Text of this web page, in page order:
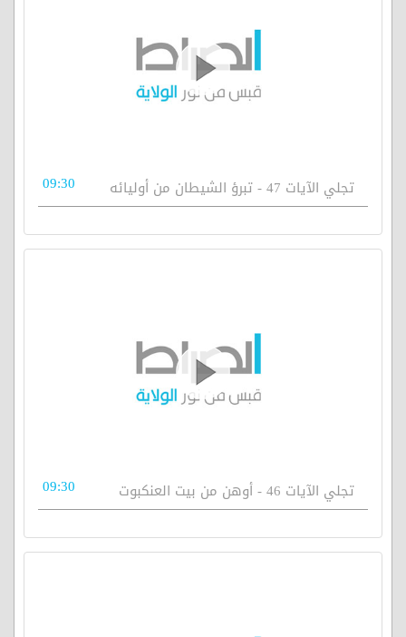
تجلي الآيات 47 - تبرؤ الشيطان من أوليائه 09:30
تجلي الآيات 46 - أوهن من بيت العنكبوت 09:30